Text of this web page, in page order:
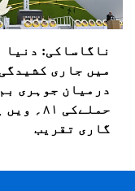
ناگاساکی: دنیا
میں جاری
درمیان جوہری بم
حملےکی ۸۱؍
گاری تقریب